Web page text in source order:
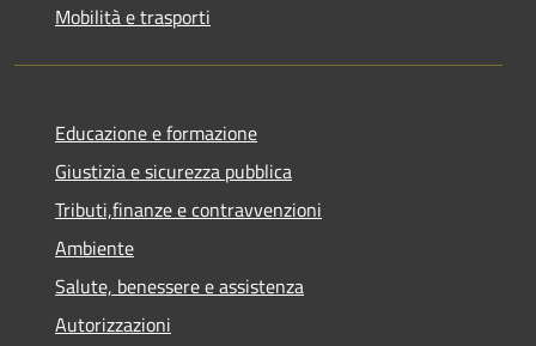
Mobilità e trasporti
Educazione e formazione
Giustizia e sicurezza pubblica
Tributi,finanze e contravvenzioni
Ambiente
Salute, benessere e assistenza
Autorizzazioni